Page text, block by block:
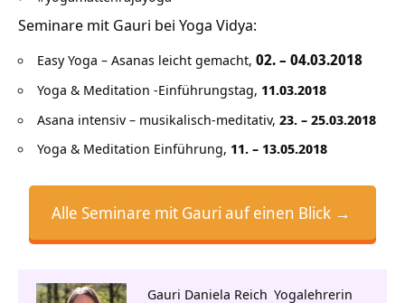
Seminare mit Gauri bei Yoga Vidya:
Easy Yoga – Asanas leicht gemacht, 02. – 04.03.2018
Yoga & Meditation -Einführungstag, 11.03.2018
Asana intensiv – musikalisch-meditativ, 23. – 25.03.2018
Yoga & Meditation Einführung, 11. – 13.05.2018
Alle Seminare mit Gauri auf einen Blick →
Gauri Daniela Reich Yogalehrerin